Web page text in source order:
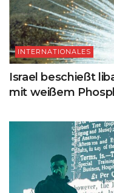
INTERNATIONALES
Israel beschießt
mit weißem